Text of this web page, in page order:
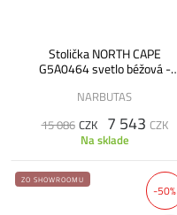
Stolička NORTH CAPE
G5A0464 svetlo béžová -
NARBUTAS
15 086 CZK 7 543 CZK
Na sklade
-50%
ZO SHOWROOMU